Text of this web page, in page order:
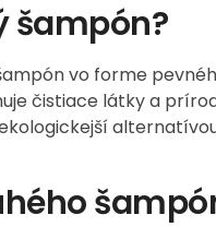
šampón?
vo forme
čistiace látky a